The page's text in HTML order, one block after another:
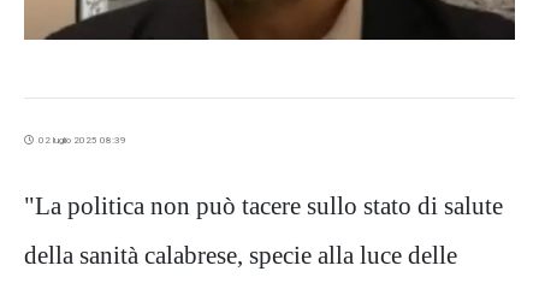
02 luglio 2025 08:39
"La politica non può tacere sullo stato di salute
della sanità calabrese, specie alla luce delle